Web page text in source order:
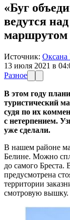
«Буг
ведутся
маршрутом
Источник: Оксана
13 июля 2021 в
Разное
В этом году
туристический
судя по их
с нетерпением.
уже сделали.
В нашем районе
Белине. Можно
до самого Бреста.
предусмотрена
территории
смотровую вышку.